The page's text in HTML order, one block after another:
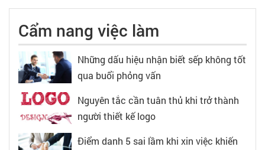
Cẩm nang việc làm
Những dấu hiệu nhận biết sếp không tốt
qua buổi phỏng vấn
Nguyên tắc cần tuân thủ khi trở thành
người thiết kế logo
Điểm danh 5 sai lầm khi xin việc khiến